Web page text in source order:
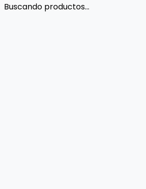
Buscando productos...